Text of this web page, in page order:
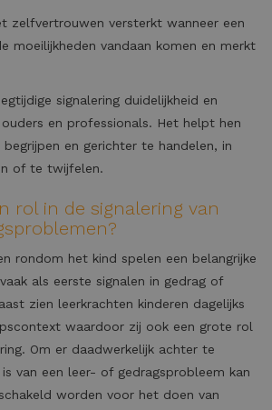
zelfvertrouwen versterkt wanneer een
moeilijkheden vandaan komen en merkt
signalering duidelijkheid en
en professionals. Het helpt hen
en gerichter te handelen, in
of te twijfelen.
rol in de signalering van
rondom het kind spelen een belangrijke
als eerste signalen in gedrag of
zien leerkrachten kinderen dagelijks
waardoor zij ook een grote rol
Om er daadwerkelijk achter te
van een leer- of gedragsprobleem kan
worden voor het doen van